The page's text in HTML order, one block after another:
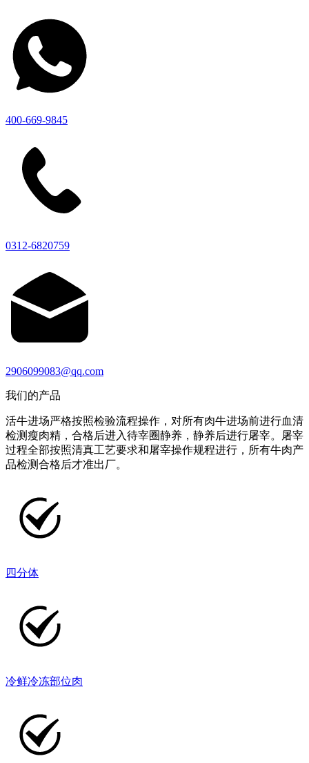
400-669-9845
0312-6820759
2906099083@qq.com
我们的产品
活牛进场严格按照检验流程操作，对所有肉牛进场前进行血清
检测瘦肉精，合格后进入待宰圈静养，静养后进行屠宰。屠宰
过程全部按照清真工艺要求和屠宰操作规程进行，所有牛肉产
品检测合格后才准出厂。
四分体
冷鲜冷冻部位肉